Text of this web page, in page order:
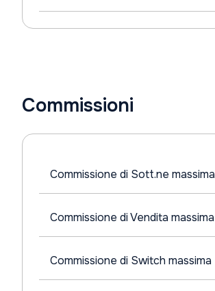
Commissioni
Commissione di Sott.ne massima
Commissione di Vendita massima
Commissione di Switch massima